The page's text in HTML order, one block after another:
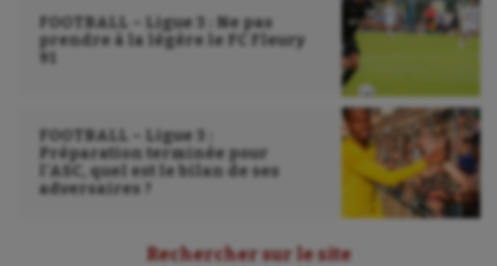
FOOTBALL – Ligue 3 : Ne pas
prendre à la légère le FC Fleury
91
FOOTBALL – Ligue 3 :
Préparation terminée pour
l’ASC, quel est le bilan de ses
adversaires ?
Rechercher sur le site